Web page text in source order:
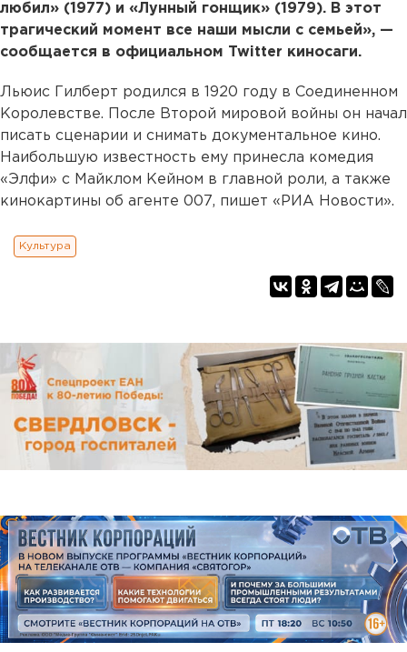
любил» (1977) и «Лунный гонщик» (1979). В этот
трагический момент все наши мысли с семьей», —
сообщается в официальном Twitter киносаги.
Льюис Гилберт родился в 1920 году в Соединенном
Королевстве. После Второй мировой войны он начал
писать сценарии и снимать документальное кино.
Наибольшую известность ему принесла комедия
«Элфи» с Майклом Кейном в главной роли, а также
кинокартины об агенте 007, пишет «РИА Новости».
Культура